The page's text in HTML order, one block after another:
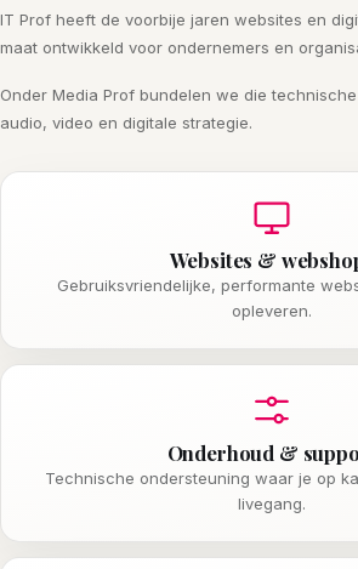
IT Prof heeft de voorbije jaren websites en
maat ontwikkeld voor ondernemers en
Onder Media Prof bundelen we die
audio, video en digitale strategie.
Websites &
Gebruiksvriendelijke, performante
opleveren.
Onderhoud &
Technische ondersteuning waar je op
livegang.